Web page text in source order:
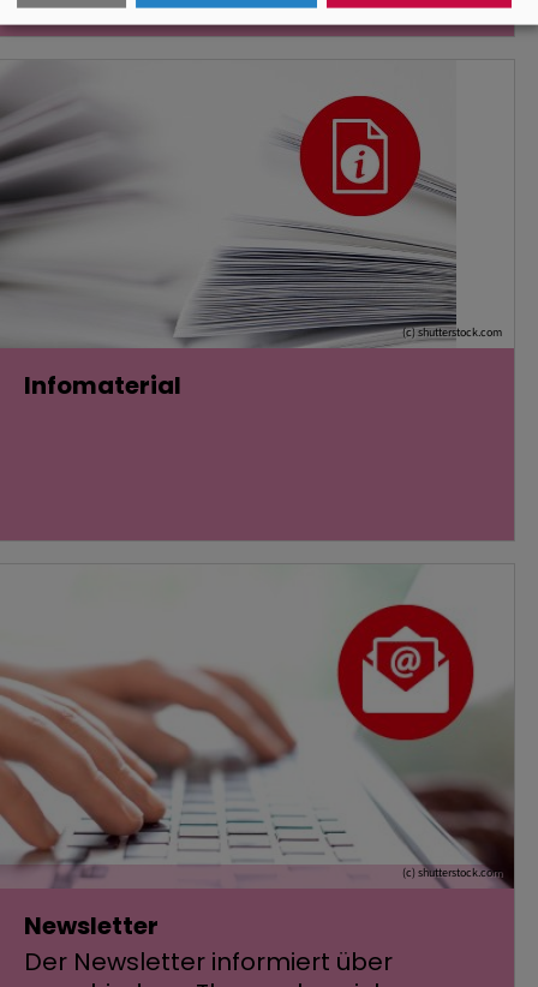
(c) shutterstock.com
Infomaterial
(c) shutterstock.com
Newsletter
Der Newsletter informiert über